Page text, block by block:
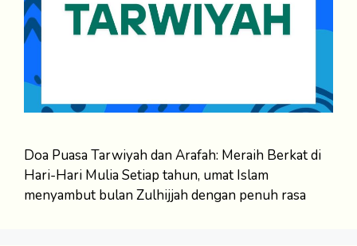
Doa Puasa Tarwiyah dan Arafah: Meraih Berkat di
Hari-Hari Mulia Setiap tahun, umat Islam
menyambut bulan Zulhijjah dengan penuh rasa